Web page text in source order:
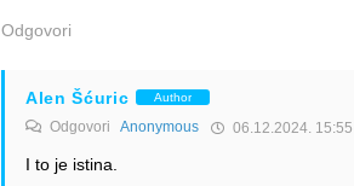
Odgovori
Alen Šćuric Author
Odgovori Anonymous 06.12.2024. 15:55
I to je istina.